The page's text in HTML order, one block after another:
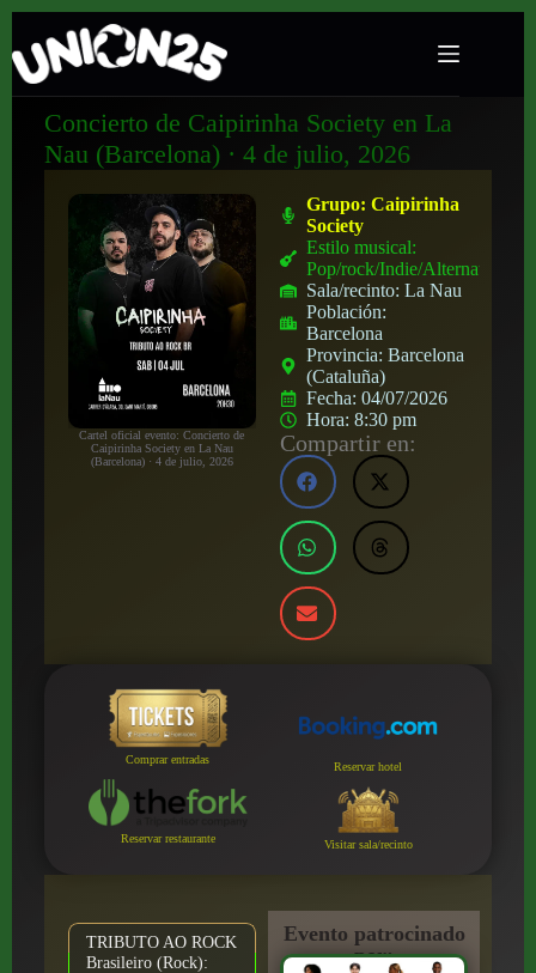
Concierto de Caipirinha Society en La
Nau (Barcelona) · 4 de julio, 2026
Cartel oficial evento: Concierto de
Caipirinha Society en La Nau
(Barcelona) · 4 de julio, 2026
Grupo:Caipirinha
Society
Estilo musical:
Pop/rock/Indie/Alternativo
Sala/recinto:La Nau
Población:
Barcelona
Provincia:Barcelona
(Cataluña)
Fecha:04/07/2026
Hora:8:30 pm
Compartir en:
Comprar entradas
Reservar hotel
Reservar restaurante Visitar sala/recinto
TRIBUTO AO ROCK
Brasileiro (Rock):
Evento patrocinado
por: